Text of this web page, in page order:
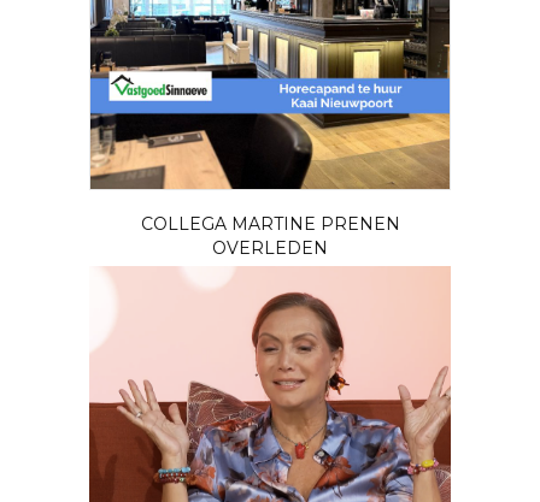
COLLEGA MARTINE PRENEN
OVERLEDEN